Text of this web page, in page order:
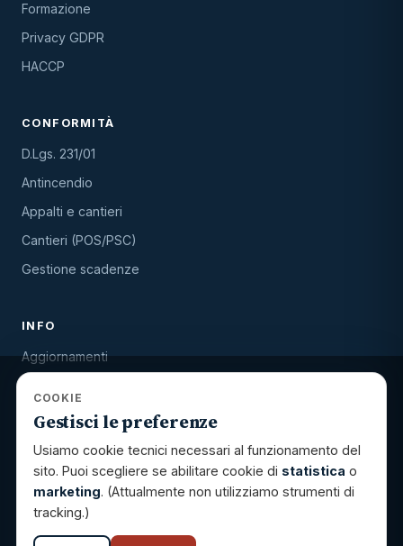
Formazione
Privacy GDPR
HACCP
CONFORMITÀ
D.Lgs. 231/01
Antincendio
Appalti e cantieri
Cantieri (POS/PSC)
Gestione scadenze
INFO
Aggiornamenti
Accreditamenti
Privacy Policy
Cookie Policy
Gestisci cookie
COOKIE
Gestisci le preferenze
Usiamo cookie tecnici necessari al funzionamento del
sito. Puoi scegliere se abilitare cookie di statistica o
marketing. (Attualmente non utilizziamo strumenti di
tracking.)